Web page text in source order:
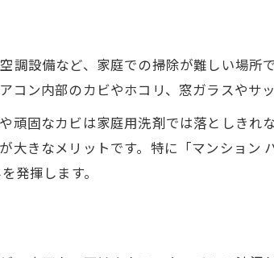
リーニングが得意な場所を見極める
とハウスクリーニングの使い分け
リーニング内容から任せるポイント
ウスクリーニング依頼前の心得
リーニング内容確認で後悔しない依頼
が発生しやすいハウスクリーニング内容
調設備など、家庭での掃除が難しい場所
ン内部のカビやホコリ、窓ガラスやサ
頑固なカビは家庭用洗剤では落としきれ
大きなメリットです。特に「マンション
発揮します。